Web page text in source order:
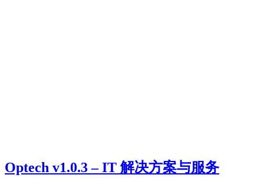
Optech v1.0.3 – IT 解决方案与服务